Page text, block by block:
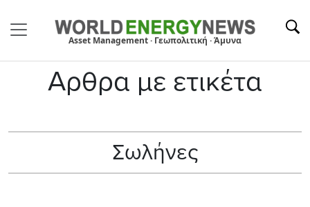
Asset Management · Γεωπολιτική · Άμυνα
Αρθρα με ετικέτα
Σωλήνες